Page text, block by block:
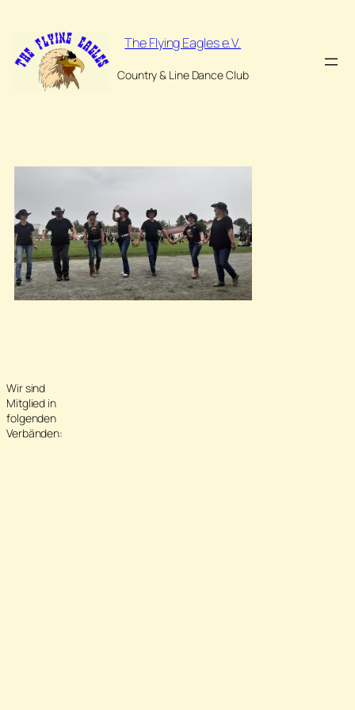
Inhalt
springen
The Flying Eagles e.V.
Country & Line Dance Club
Wir sind
Mitglied in
folgenden
Verbänden: